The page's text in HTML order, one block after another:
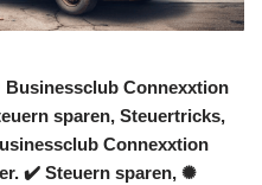
Connexxtion
sparen, Steuertricks,
Connexxtion
✔️ Steuern sparen, ✺